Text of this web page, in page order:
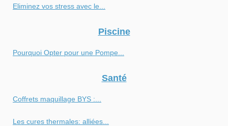
Eliminez vos stress avec le...
Piscine
Pourquoi Opter pour une Pompe...
Santé
Coffrets maquillage BYS :...
Les cures thermales: alliées...